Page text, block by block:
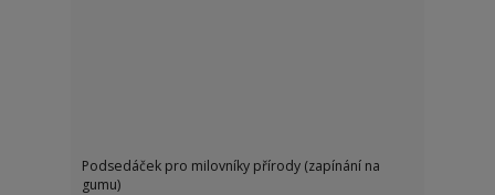
Podsedáček pro milovníky přírody (zapínání na
gumu)